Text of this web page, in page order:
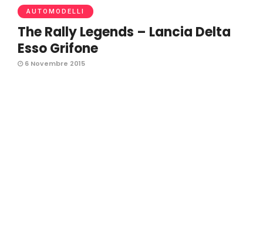
AUTOMODELLI
The Rally Legends – Lancia Delta
Esso Grifone
6 Novembre 2015